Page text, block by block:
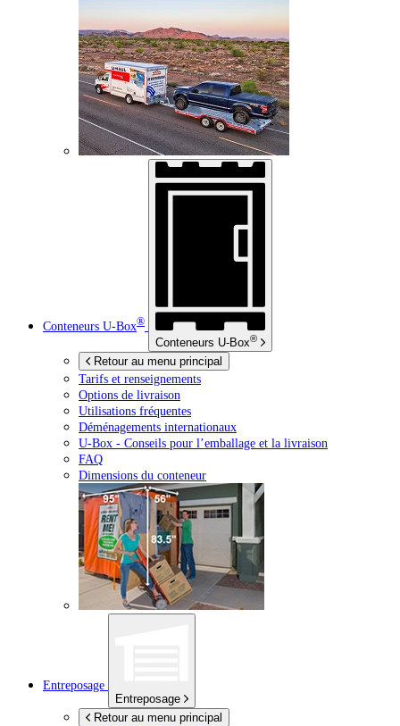
Conteneurs U-Box®
Conteneurs U-Box®
Retour au menu principal
Tarifs et renseignements
Options de livraison
Utilisations fréquentes
Déménagements internationaux
U-Box - Conseils pour l’emballage et la livraison
FAQ
Dimensions du conteneur
Entreposage
Entreposage
Retour au menu principal